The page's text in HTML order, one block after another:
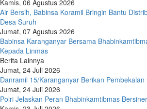
Kamis, 06 Agustus 2026
Air Bersih, Babinsa Koramil Bringin Bantu
Desa Suruh
Jumat, 07 Agustus 2026
Babinsa Karanganyar Bersama
Kepada Linmas
Berita Lainnya
Jumat, 24 Juli 2026
Danramil 15/Karanganyar Berikan
Jumat, 24 Juli 2026
Polri Jelaskan Peran Bhabinkamtibmas